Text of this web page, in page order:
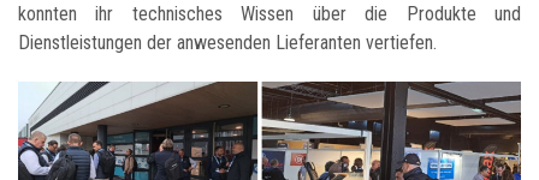
konnten ihr technisches Wissen über die Produkte und
Dienstleistungen der anwesenden Lieferanten vertiefen.